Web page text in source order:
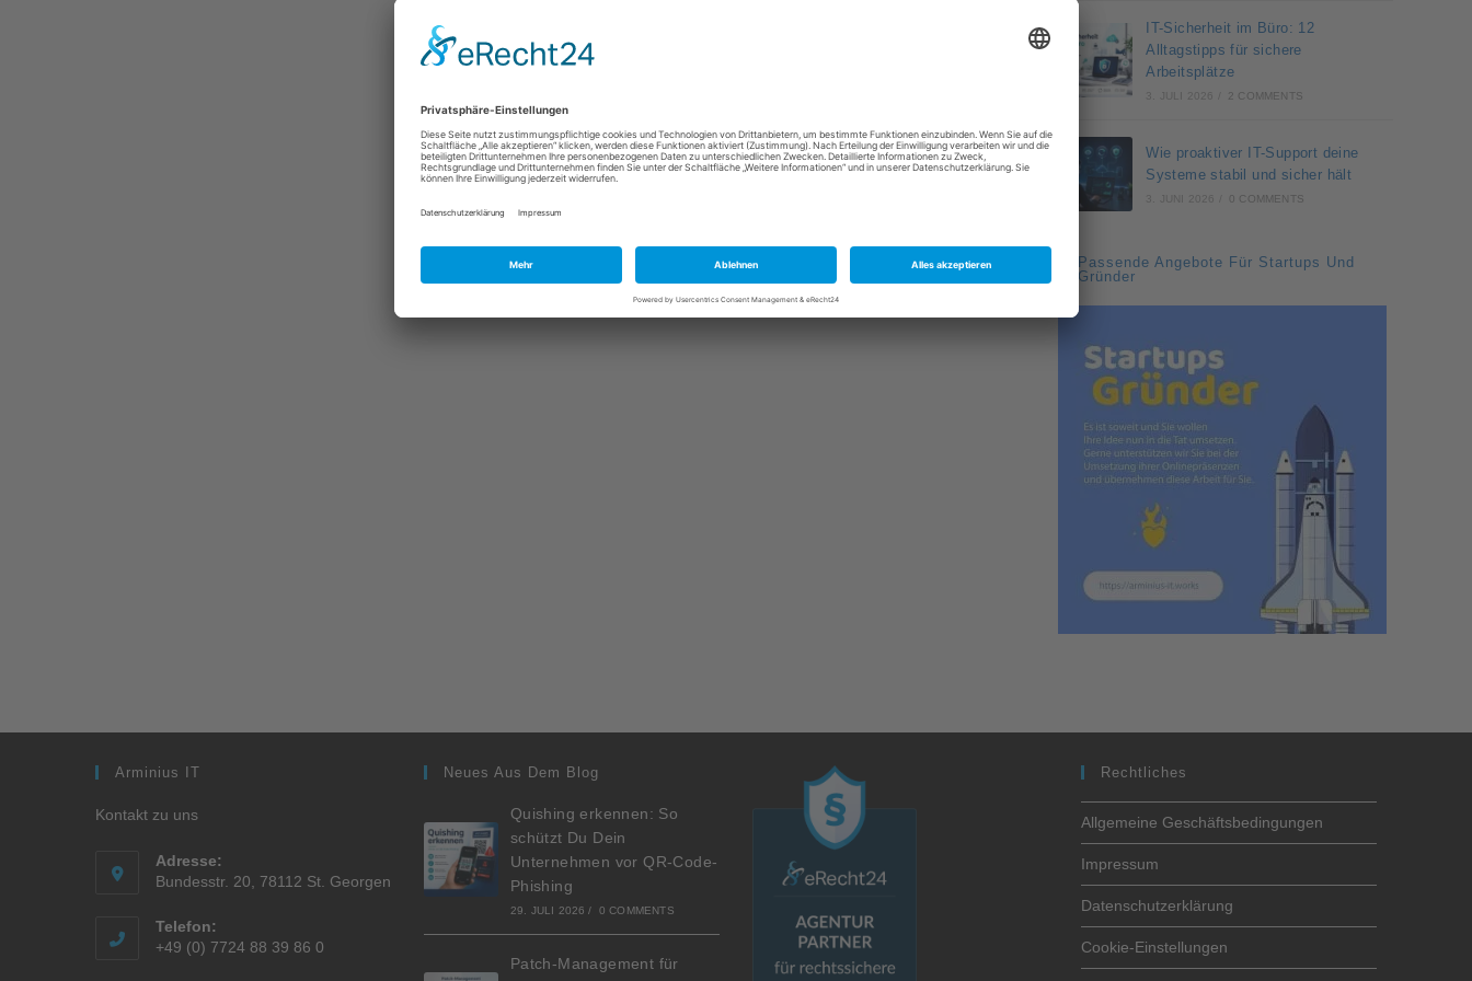
IT-Sicherheit im Büro: 12
Alltagstipps für sichere
Arbeitsplätze
3. JULI 2026 2 COMMENTS
Wie proaktiver IT-Support deine
Systeme stabil und sicher hält
3. JUNI 2026 0 COMMENTS
Passende Angebote Für Startups Und
Gründer
Arminius IT
Kontakt zu uns
Adresse:
Bundesstr. 20, 78112 St. Georgen
Telefon:
+49 (0) 7724 88 39 86 0
Neues Aus Dem Blog
Quishing erkennen: So
schützt Du Dein
Unternehmen vor QR-Code-
Phishing
29. JULI 2026 / 0 COMMENTS
Patch-Management für
Rechtliches
Allgemeine Geschäftsbedingungen
Impressum
Datenschutzerklärung
Cookie-Einstellungen